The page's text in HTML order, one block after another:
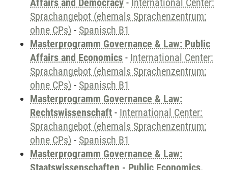
Affairs and Democracy - International Center:
Sprachangebot (ehemals Sprachenzentrum;
ohne CPs) - Spanisch B1
Masterprogramm Governance & Law: Public
Affairs and Economics - International Center:
Sprachangebot (ehemals Sprachenzentrum;
ohne CPs) - Spanisch B1
Masterprogramm Governance & Law:
Rechtswissenschaft - International Center:
Sprachangebot (ehemals Sprachenzentrum;
ohne CPs) - Spanisch B1
Masterprogramm Governance & Law:
Staatswissenschaften - Public Economics,